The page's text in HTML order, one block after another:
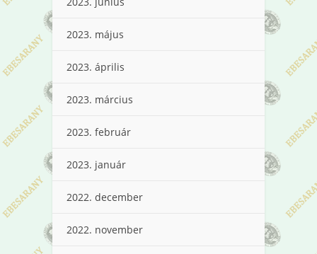
2023. május
2023. április
2023. március
2023. február
2023. január
2022. december
2022. november